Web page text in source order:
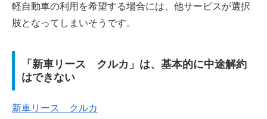
軽自動車の利用を希望する場合には、他サービスが選択
肢となってしまいそうです。
「新車リース クルカ」は、基本的に中途解約
はできない
新車リース クルカ